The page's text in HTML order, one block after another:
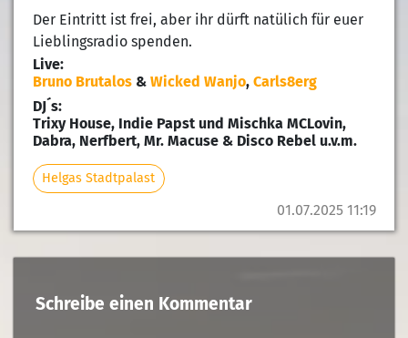
01.07.2025 11:19
Der Eintritt ist frei, aber ihr dürft natülich für euer
Lieblingsradio spenden.
Live:
Bruno Brutalos& Wicked Wanjo, Carls8erg
DJ´s:
Trixy House, Indie Papst und Mischka MCLovin,
Dabra, Nerfbert, Mr. Macuse & Disco Rebel u.v.m.
Helgas Stadtpalast
Schreibe einen Kommentar